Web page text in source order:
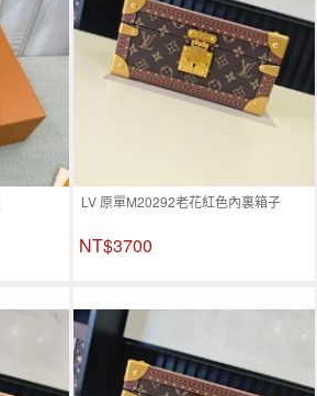
LV 原單M20292老花紅色內裏箱子
NT$3700